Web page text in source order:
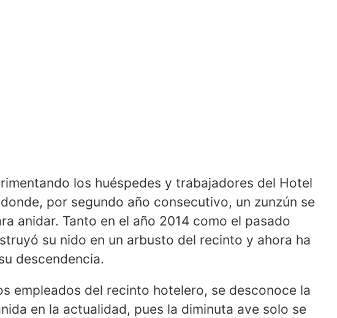
los huéspedes y trabajadores del Hotel
por segundo año consecutivo, un zunzún se
anidar. Tanto en el año 2014 como el pasado
su nido en un arbusto del recinto y ahora ha
descendencia.
empleados del recinto hotelero, se desconoce la
en la actualidad, pues la diminuta ave solo se